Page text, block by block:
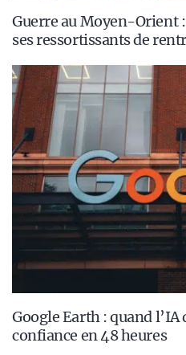
Guerre au Moyen-Orient
ses ressortissants de
Google Earth : quand
confiance en 48 heures